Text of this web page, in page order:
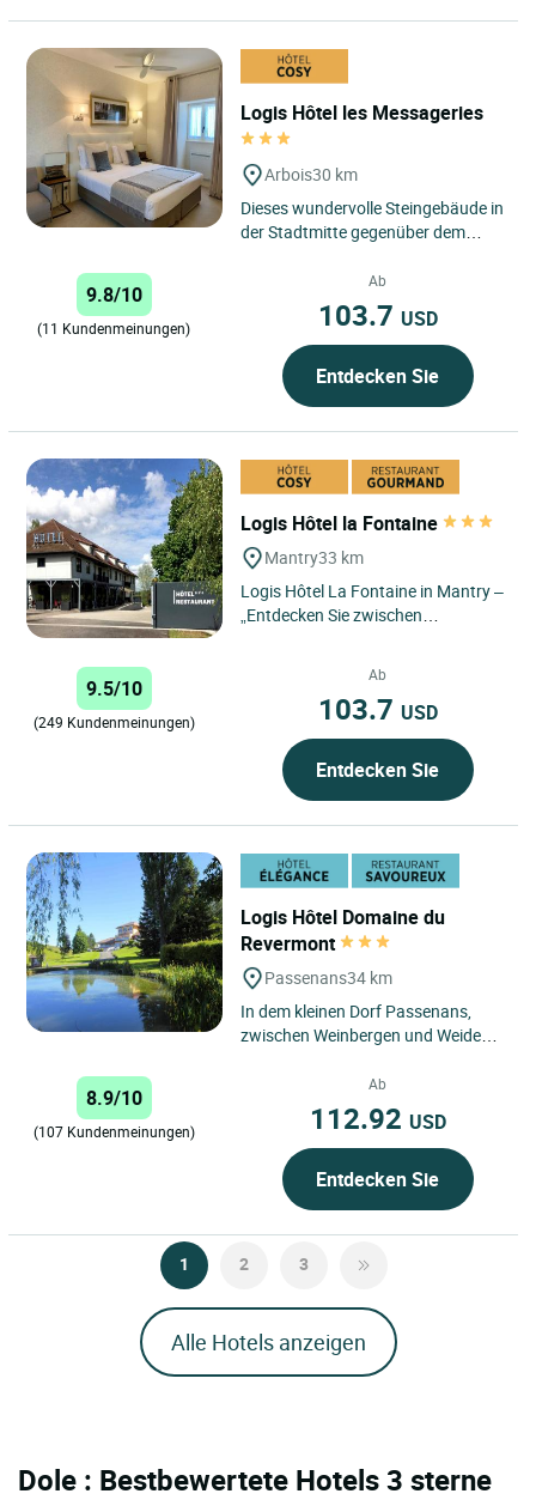
Logis Hôtel les Messageries
Arbois30 km
Dieses wundervolle Steingebäude in
der Stadtmitte gegenüber dem
Generationen von derselben
9.8/10
(11 Kundenmeinungen)
Ab
103.7 USD
Entdecken Sie
Logis Hôtel la Fontaine
Mantry33 km
Logis Hôtel La Fontaine in Mantry –
„Entdecken Sie zwischen
9.5/10
(249 Kundenmeinungen)
Ab
103.7 USD
Entdecken Sie
Logis Hôtel Domaine du
Revermont
Passenans34 km
In dem kleinen Dorf Passenans,
zwischen Weinbergen und Weiden,
Revermont. Dieses verträumte...
8.9/10
(107 Kundenmeinungen)
Ab
112.92 USD
Entdecken Sie
1 2 3
Alle Hotels anzeigen
Dole : Bestbewertete Hotels 3 sterne